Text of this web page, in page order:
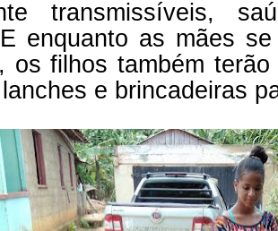
transmissíveis,
enquanto as mães
os filhos também
e brincadeiras